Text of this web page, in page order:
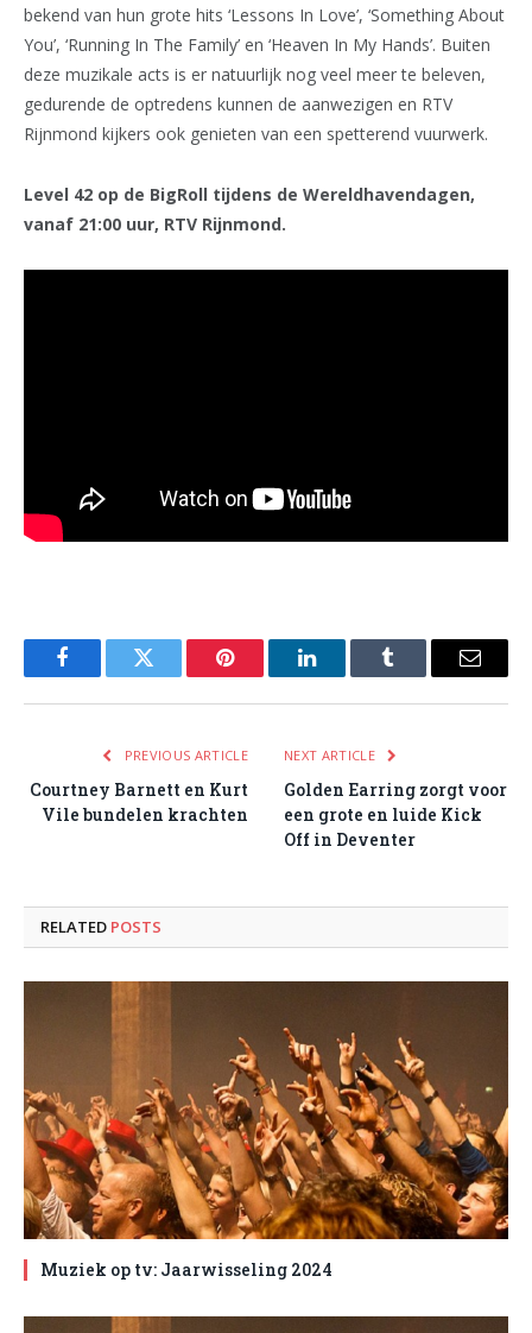
bekend van hun grote hits ‘Lessons In Love’, ‘Something About
You’, ‘Running In The Family’ en ‘Heaven In My Hands’. Buiten
deze muzikale acts is er natuurlijk nog veel meer te beleven,
gedurende de optredens kunnen de aanwezigen en RTV
Rijnmond kijkers ook genieten van een spetterend vuurwerk.
Level 42 op de BigRoll tijdens de Wereldhavendagen,
vanaf 21:00 uur, RTV Rijnmond.
FacebookTwitter Pinterest LinkedInTumblr Email
PREVIOUS ARTICLE
Courtney Barnett en Kurt
Vile bundelen krachten
NEXT ARTICLE
Golden Earring zorgt voor
een grote en luide Kick
Off in Deventer
RELATED POSTS
Muziek op tv: Jaarwisseling 2024